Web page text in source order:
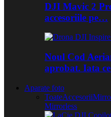
DJI Mavic 2
accesoriile pe…
Noul Cod
aprobat. Iata
Aparate foto
ToateAccesorii
Mirrorless